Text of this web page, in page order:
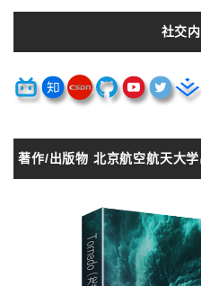
社交
著作/出版物 北京航空航天大